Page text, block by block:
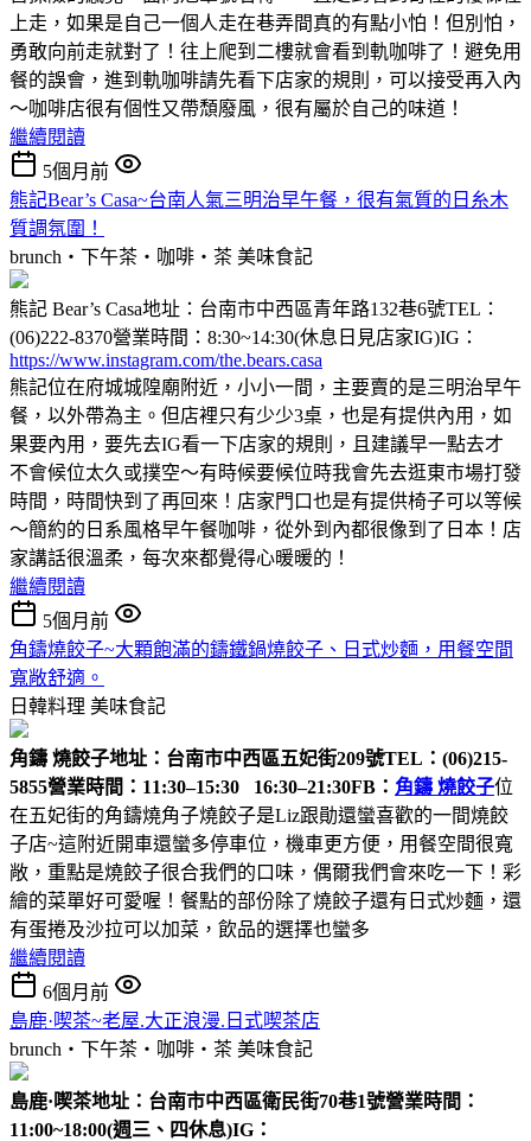
上走，如果是自己一個人走在巷弄間真的有點小怕！但別怕，
勇敢向前走就對了！往上爬到二樓就會看到軌咖啡了！避免用
餐的誤會，進到軌咖啡請先看下店家的規則，可以接受再入內
～咖啡店很有個性又帶頹廢風，很有屬於自己的味道！
繼續閱讀
5個月前
熊記Bear’s Casa~台南人氣三明治早午餐，很有氣質的日糸木
質調氛圍！
brunch‧下午茶‧咖啡‧茶 美味食記
熊記 Bear’s Casa地址：台南市中西區青年路132巷6號TEL：
(06)222-8370營業時間：8:30~14:30(休息日見店家IG)IG：
https://www.instagram.com/the.bears.casa
熊記位在府城城隍廟附近，小小一間，主要賣的是三明治早午
餐，以外帶為主。但店裡只有少少3桌，也是有提供內用，如
果要內用，要先去IG看一下店家的規則，且建議早一點去才
不會候位太久或撲空～有時候要候位時我會先去逛東市場打發
時間，時間快到了再回來！店家門口也是有提供椅子可以等候
～簡約的日系風格早午餐咖啡，從外到內都很像到了日本！店
家講話很溫柔，每次來都覺得心暖暖的！
繼續閱讀
5個月前
角鑄燒餃子~大顆飽滿的鑄鐵鍋燒餃子、日式炒麵，用餐空間
寬敞舒適。
日韓料理 美味食記
角鑄 燒餃子地址：台南市中西區五妃街209號TEL：(06)215-
5855營業時間：11:30–15:30 16:30–21:30FB： 角鑄 燒餃子位
在五妃街的角鑄燒角子燒餃子是Liz跟勛還蠻喜歡的一間燒餃
子店~這附近開車還蠻多停車位，機車更方便，用餐空間很寬
敞，重點是燒餃子很合我們的口味，偶爾我們會來吃一下！彩
繪的菜單好可愛喔！餐點的部份除了燒餃子還有日式炒麵，還
有蛋捲及沙拉可以加菜，飲品的選擇也蠻多
繼續閱讀
6個月前
島鹿·喫茶~老屋.大正浪漫.日式喫茶店
brunch‧下午茶‧咖啡‧茶 美味食記
島鹿·喫茶地址：台南市中西區衛民街70巷1號營業時間：
11:00~18:00(週三、四休息)IG：